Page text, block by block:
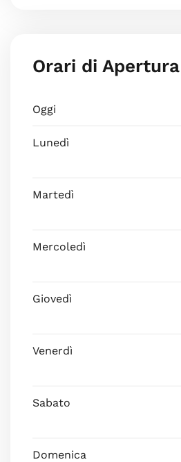
Orari di Apertura
Oggi
Lunedì
Martedì
Mercoledì
Giovedì
Venerdì
Sabato
Domenica